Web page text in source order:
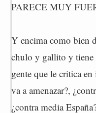
PARECE MUY
Y encima como bien
chulo y gallito y tiene
gente que le critica
va a amenazar?,
¿contra media